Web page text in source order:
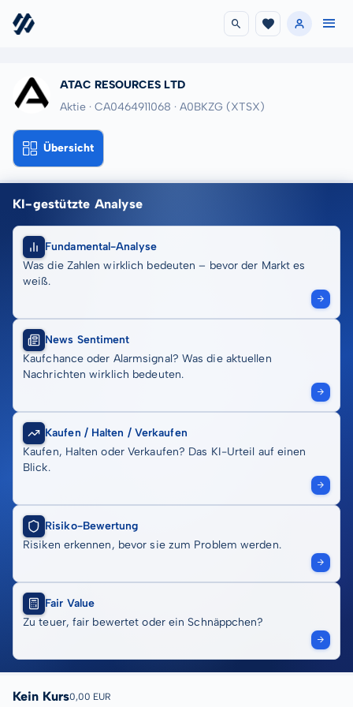
ATAC RESOURCES LTD
Aktie · CA0464911068 · A0BKZG (XTSX)
Übersicht
KI-gestützte Analyse
Fundamental-Analyse
Was die Zahlen wirklich bedeuten – bevor der Markt es
weiß.
News Sentiment
Kaufchance oder Alarmsignal? Was die aktuellen
Nachrichten wirklich bedeuten.
Kaufen / Halten / Verkaufen
Kaufen, Halten oder Verkaufen? Das KI-Urteil auf einen
Blick.
Risiko-Bewertung
Risiken erkennen, bevor sie zum Problem werden.
Fair Value
Zu teuer, fair bewertet oder ein Schnäppchen?
Kein Kurs0,00 EUR